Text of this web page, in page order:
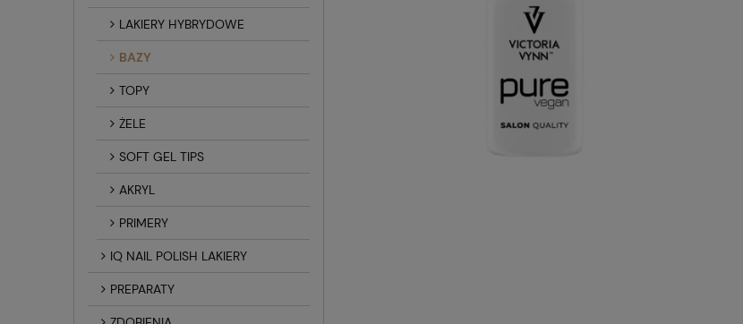
LAKIERY HYBRYDOWE
BAZY
TOPY
ŻELE
SOFT GEL TIPS
AKRYL
PRIMERY
IQ NAIL POLISH LAKIERY
PREPARATY